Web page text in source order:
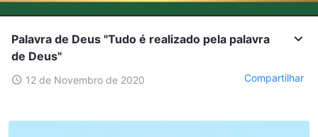
Palavra de Deus "Tudo é realizado pela palavra
de Deus"
12 de Novembro de 2020 Compartilhar